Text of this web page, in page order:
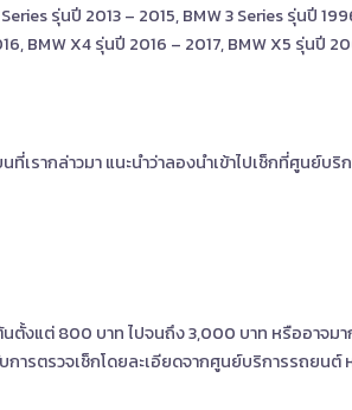
รุ่นปี 2013 – 2015, BMW 3 Series รุ่นปี
BMW X4 รุ่นปี 2016 – 2017, BMW X5 รุ่นปี
ที่เรากล่าวมาแนะนำว่าลองนำเข้าไปเช็กที่ศูนย์
นตั้งแต่ 800 บาท ไปจนถึง 3,000 บาท หรืออา
ารตรวจเช็กโดยละเอียดจากศูนย์บริการรถยน